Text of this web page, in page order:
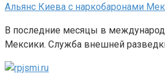
Альянс Киева с наркобаронами
В последние месяцы в
Мексики. Служба внешней